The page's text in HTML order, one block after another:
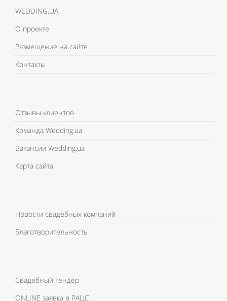
WEDDING.UA
О проекте
Размещение на сайте
Контакты
Отзывы клиентов
Команда Wedding.ua
Вакансии Wedding.ua
Карта сайта
Новости свадебных компаний
Благотворительность
Свадебный тендер
ONLINE заявка в РАЦС